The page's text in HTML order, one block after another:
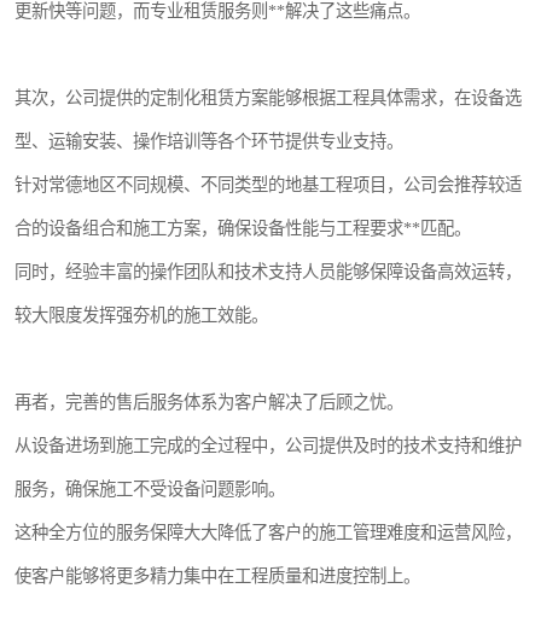
更新快等问题，而专业租赁服务则**解决了这些痛点。
其次，公司提供的定制化租赁方案能够根据工程具体需求，在设备选
型、运输安装、操作培训等各个环节提供专业支持。
针对常德地区不同规模、不同类型的地基工程项目，公司会推荐较适
合的设备组合和施工方案，确保设备性能与工程要求**匹配。
同时，经验丰富的操作团队和技术支持人员能够保障设备高效运转，
较大限度发挥强夯机的施工效能。
再者，完善的售后服务体系为客户解决了后顾之忧。
从设备进场到施工完成的全过程中，公司提供及时的技术支持和维护
服务，确保施工不受设备问题影响。
这种全方位的服务保障大大降低了客户的施工管理难度和运营风险，
使客户能够将更多精力集中在工程质量和进度控制上。